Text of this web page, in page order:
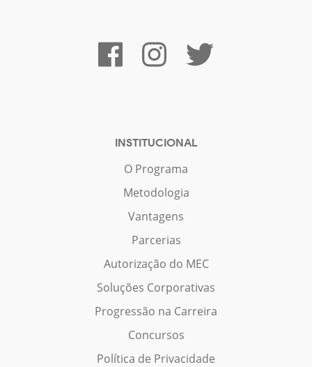
INSTITUCIONAL
O Programa
Metodologia
Vantagens
Parcerias
Autorização do MEC
Soluções Corporativas
Progressão na Carreira
Concursos
Política de Privacidade